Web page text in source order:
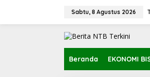
Sabtu, 8 Agustus 2026
Beranda EKONOMI